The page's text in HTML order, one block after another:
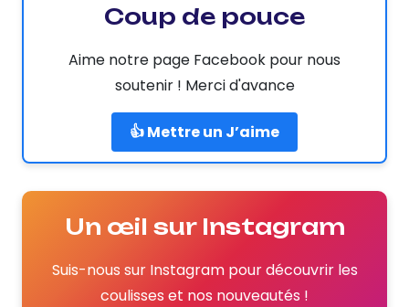
Coup de pouce
Aime notre page Facebook pour nous
soutenir ! Merci d'avance
👍 Mettre un J’aime
Un œil sur Instagram
Suis-nous sur Instagram pour découvrir les
coulisses et nos nouveautés !